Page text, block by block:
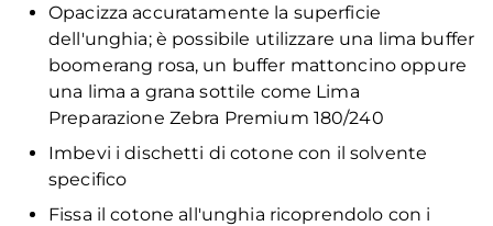
Opacizza accuratamente la superficie
dell'unghia; è possibile utilizzare una lima buffer
boomerang rosa, un buffer mattoncino oppure
una lima a grana sottile come Lima
Preparazione Zebra Premium 180/240
Imbevi i dischetti di cotone con il solvente
specifico
Fissa il cotone all'unghia ricoprendolo con i